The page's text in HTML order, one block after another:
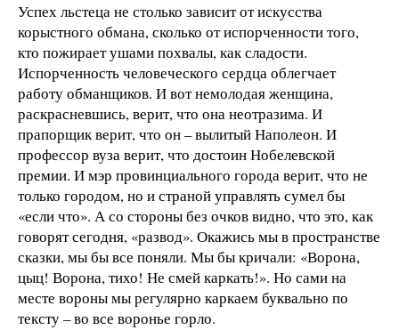
Успех льстеца не столько зависит от искусства
корыстного обмана, сколько от испорченности того,
кто пожирает ушами похвалы, как сладости.
Испорченность человеческого сердца облегчает
работу обманщиков. И вот немолодая женщина,
раскрасневшись, верит, что она неотразима. И
прапорщик верит, что он – вылитый Наполеон. И
профессор вуза верит, что достоин Нобелевской
премии. И мэр провинциального города верит, что не
только городом, но и страной управлять сумел бы
«если что». А со стороны без очков видно, что это, как
говорят сегодня, «развод». Окажись мы в пространстве
сказки, мы бы все поняли. Мы бы кричали: «Ворона,
цыц! Ворона, тихо! Не смей каркать!». Но сами на
месте вороны мы регулярно каркаем буквально по
тексту – во все воронье горло.